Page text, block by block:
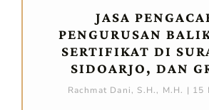
JASA
PENGURUSAN
SERTIFIKAT DI
SIDOARJO, DAN
Rachmat Dani, S.H., M.H. 15